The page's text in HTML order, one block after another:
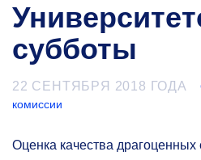
субботы
22 СЕНТЯБРЯ 2018 ГОДА
комиссии
Оценка качества драгоценных